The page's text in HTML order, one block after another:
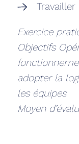
Exercice
Objectifs
adopter la
les équipes
Moyen